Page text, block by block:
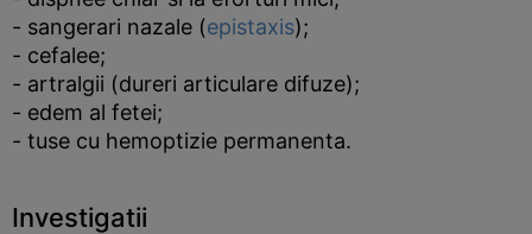
- sangerari nazale (epistaxis);
- cefalee;
- artralgii (dureri articulare difuze);
- edem al fetei;
- tuse cu hemoptizie permanenta.
Investigatii